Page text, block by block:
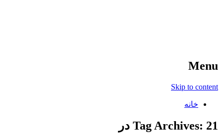
Menu
Skip to content
خانه
Tag Archives: 21 در